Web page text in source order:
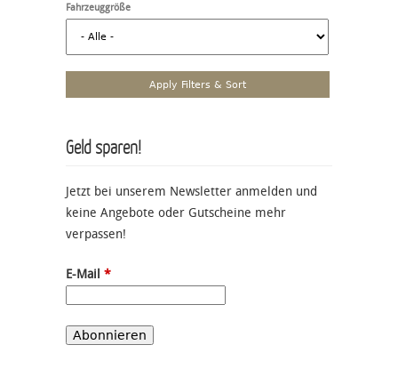
Fahrzeuggröße
Geld sparen!
Jetzt bei unserem Newsletter anmelden und
keine Angebote oder Gutscheine mehr
verpassen!
E-Mail *